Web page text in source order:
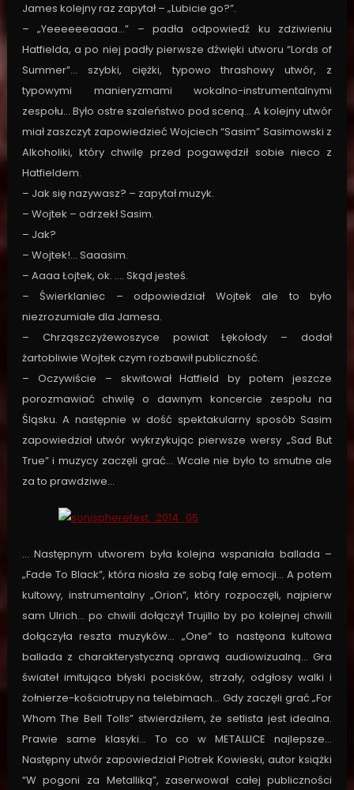
James kolejny raz zapytał – „Lubicie go?”.
– „Yeeeeeeaaaa…” – padła odpowiedź ku zdziwieniu
Hatfielda, a po niej padły pierwsze dźwięki utworu “Lords of
Summer”… szybki, ciężki, typowo thrashowy utwór, z
typowymi manieryzmami wokalno-instrumentalnymi
zespołu… Było ostre szaleństwo pod sceną… A kolejny utwór
miał zaszczyt zapowiedzieć Wojciech “Sasim” Sasimowski z
Alkoholiki, który chwilę przed pogawędził sobie nieco z
Hatfieldem.
– Jak się nazywasz? – zapytał muzyk.
– Wojtek – odrzekł Sasim.
– Jak?
– Wojtek!… Saaasim.
– Aaaa Łojtek, ok. …. Skąd jesteś.
– Świerklaniec – odpowiedział Wojtek ale to było
niezrozumiałe dla Jamesa.
– Chrząszczyżewoszyce powiat Łękołody – dodał
żartobliwie Wojtek czym rozbawił publiczność.
– Oczywiście – skwitował Hatfield by potem jeszcze
porozmawiać chwilę o dawnym koncercie zespołu na
Śląsku. A następnie w dość spektakularny sposób Sasim
zapowiedział utwór wykrzykując pierwsze wersy „Sad But
True” i muzycy zaczęli grać… Wcale nie było to smutne ale
za to prawdziwe…
… Następnym utworem była kolejna wspaniała ballada –
„Fade To Black”, która niosła ze sobą falę emocji… A potem
kultowy, instrumentalny „Orion”, który rozpoczęli, najpierw
sam Ulrich… po chwili dołączył Trujillo by po kolejnej chwili
dołączyła reszta muzyków… „One” to nastęona kultowa
ballada z charakterystyczną oprawą audiowizualną… Gra
świateł imitująca błyski pocisków, strzały, odgłosy walki i
żołnierze-kościotrupy na telebimach… Gdy zaczęli grać „For
Whom The Bell Tolls” stwierdziłem, że setlista jest idealna.
Prawie same klasyki… To co w METALLICE najlepsze…
Następny utwór zapowiedział Piotrek Kowieski, autor książki
“W pogoni za Metalliką”, zaserwował całej publiczności